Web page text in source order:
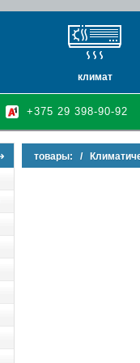
климат
кондиционеры
очистители и
осушители
+375 29 398-90-92
товары: /